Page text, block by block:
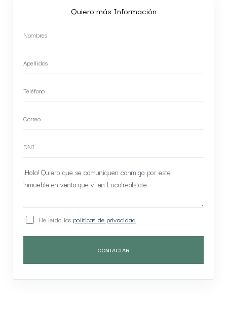
Quiero más Información
He leído las políticas de privacidad
CONTACTAR